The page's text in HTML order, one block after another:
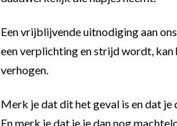
Een vrijblijvende uitnodiging aan
een verplichting en strijd wordt, kan
verhogen.
Merk je dat dit het geval is en dat je
En merk je dat je je dan nog